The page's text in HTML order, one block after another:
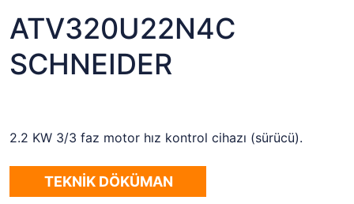
ATV320U22N4C
SCHNEIDER
2.2 KW 3/3 faz motor hız kontrol cihazı (sürücü).
TEKNİK DÖKÜMAN